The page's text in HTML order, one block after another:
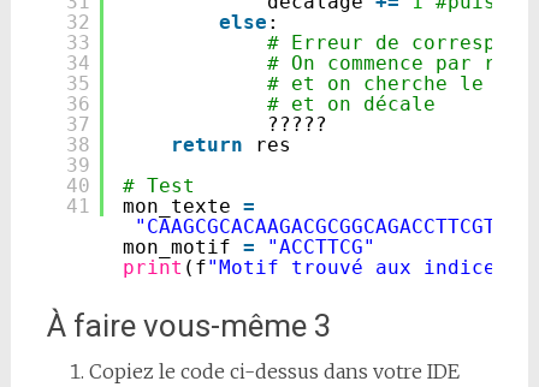
32
33
34
35
36
37
38
39
40
41
else :
# Erreur de
# On commence par
# et on cherche le
# et on décale
?????
return
res
# Test
mon_texte =
mon_motif =
"ACCTTCG"
print (f"Motif trouvé aux indices :
À faire vous-même 3
Copiez le code ci-dessus dans votre IDE